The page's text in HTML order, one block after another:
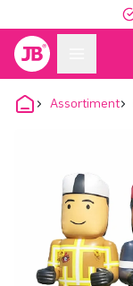
Assortiment